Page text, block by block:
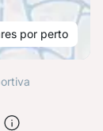
por perto